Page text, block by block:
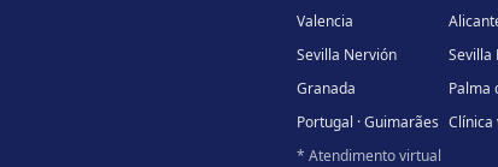
Valencia
Sevilla Nervión
Sevilla
Granada
Palma
Portugal · Guimarães Clínica
* Atendimento virtual